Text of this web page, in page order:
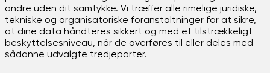
andre uden dit samtykke. Vi træffer alle rimelige juridiske,
tekniske og organisatoriske foranstaltninger for at sikre,
at dine data håndteres sikkert og med et tilstrækkeligt
beskyttelsesniveau, når de overføres til eller deles med
sådanne udvalgte tredjeparter.